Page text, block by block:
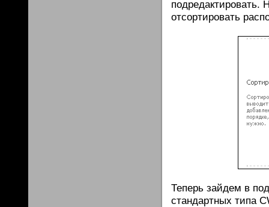
подредактировать.
отсортировать
Теперь зайдем в
стандартных типа